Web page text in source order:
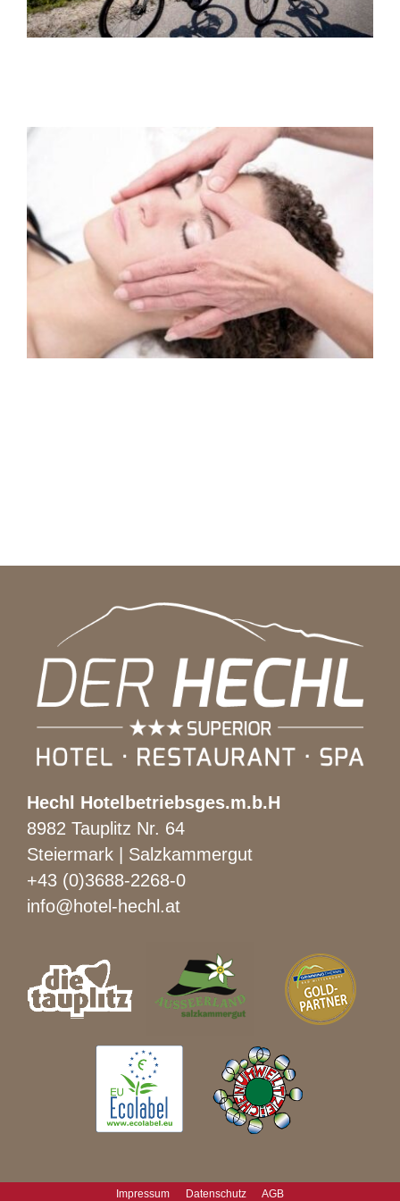
Rund um den Hechl
Bewegungs- & Seminarraum
Infos
Hechl Hotelbetriebsges.m.b.H
8982 Tauplitz Nr. 64
Steiermark | Salzkammergut
+43 (0)3688-2268-0
info@hotel-hechl.at
Impressum Datenschutz AGB